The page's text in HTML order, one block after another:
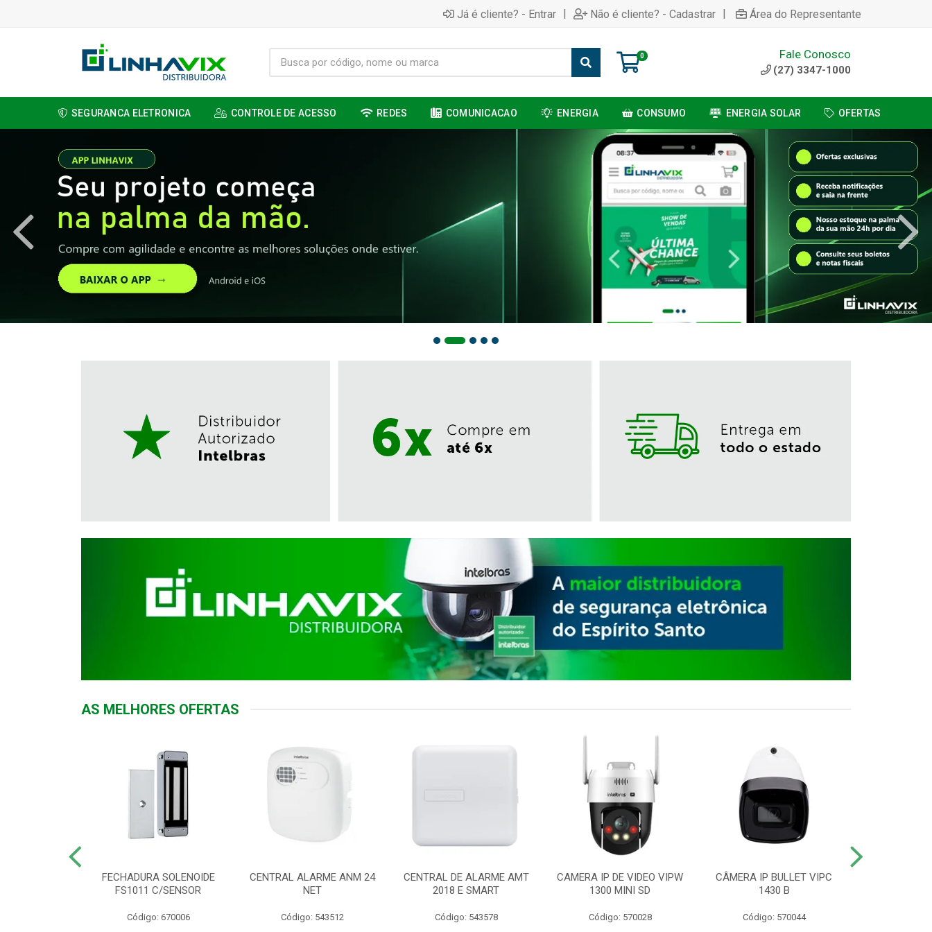
Já é cliente? - Entrar | Não é cliente? - Cadastrar | Área do Representante
0 Fale Conosco
(27) 3347-1000
SEGURANCA ELETRONICA CONTROLE DE ACESSO REDES COMUNICACAO ENERGIA CONSUMO ENERGIA SOLAR OFERTAS
AS MELHORES OFERTAS
FECHADURA SOLENOIDE
FS1011 C/SENSOR
Código: 670006
CENTRAL ALARME ANM 24
NET
Código: 543512
CENTRAL DE ALARME AMT
2018 E SMART
Código: 543578
CAMERA IP DE VIDEO VIPW
1300 MINI SD
Código: 570028
CÂMERA IP BULLET VIPC
1430 B
Código: 570044